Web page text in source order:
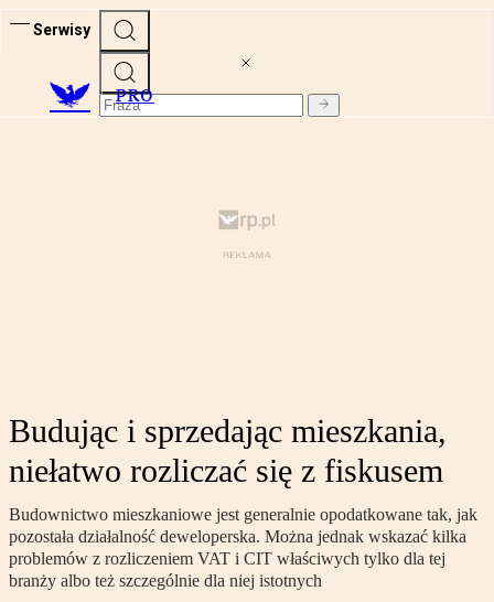
Serwisy
PRO
Budując i sprzedając mieszkania,
niełatwo rozliczać się z fiskusem
Budownictwo mieszkaniowe jest generalnie opodatkowane tak, jak
pozostała działalność deweloperska. Można jednak wskazać kilka
problemów z rozliczeniem VAT i CIT właściwych tylko dla tej
branży albo też szczególnie dla niej istotnych